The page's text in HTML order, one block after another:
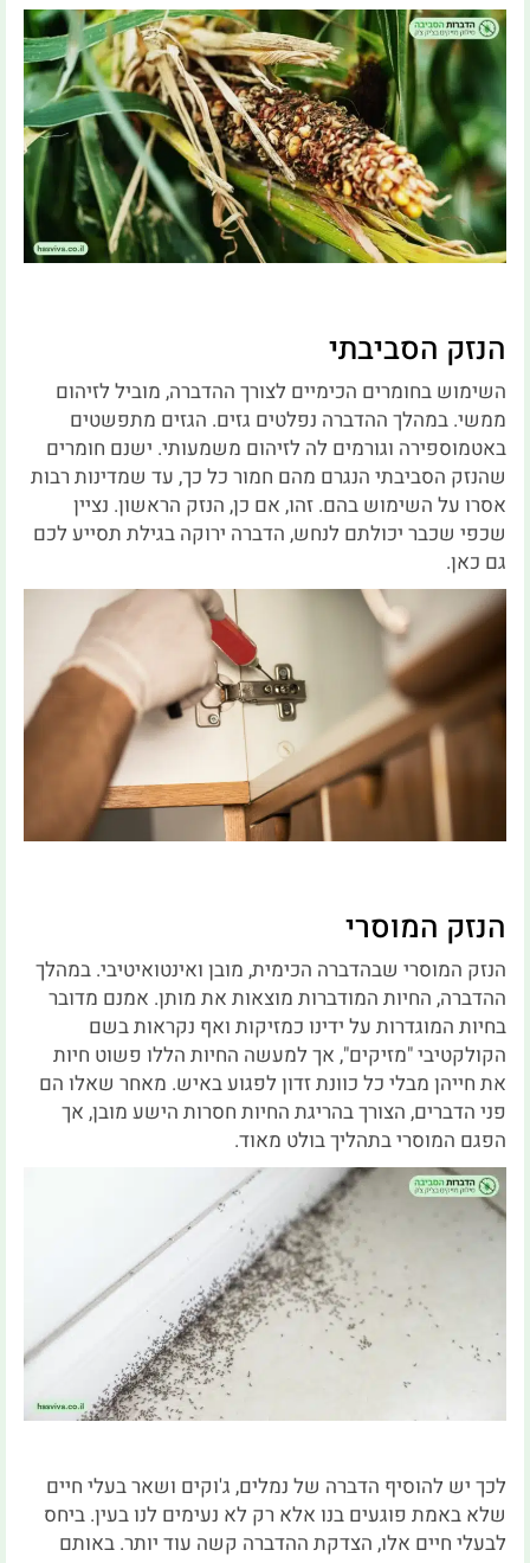
הנזק הסביבתי
השימוש בחומרים הכימיים לצורך ההדברה, מוביל לזיהום
ממשי. במהלך ההדברה נפלטים גזים. הגזים מתפשטים
באטמוספירה וגורמים לה לזיהום משמעותי. ישנם חומרים
שהנזק הסביבתי הנגרם מהם חמור כל כך, עד שמדינות רבות
אסרו על השימוש בהם. זהו, אם כן, הנזק הראשון. נציין
שכפי שכבר יכולתם לנחש, הדברה ירוקה בגילת תסייע לכם
גם כאן.
הנזק המוסרי
הנזק המוסרי שבהדברה הכימית, מובן ואינטואיטיבי. במהלך
ההדברה, החיות המודברות מוצאות את מותן. אמנם מדובר
בחיות המוגדרות על ידינו כמזיקות ואף נקראות בשם
הקולקטיבי "מזיקים", אך למעשה החיות הללו פשוט חיות
את חייהן מבלי כל כוונת זדון לפגוע באיש. מאחר שאלו הם
פני הדברים, הצורך בהריגת החיות חסרות הישע מובן, אך
הפגם המוסרי בתהליך בולט מאוד.
לכך יש להוסיף הדברה של נמלים, ג'וקים ושאר בעלי חיים
שלא באמת פוגעים בנו אלא רק לא נעימים לנו בעין. ביחס
לבעלי חיים אלו, הצדקת ההדברה קשה עוד יותר. באותם